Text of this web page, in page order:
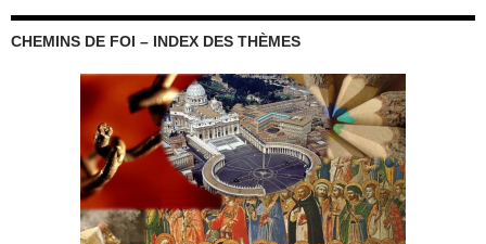
CHEMINS DE FOI – INDEX DES THÈMES